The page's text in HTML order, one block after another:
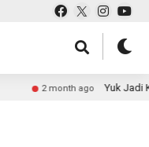
2 month ago Yuk Jadi